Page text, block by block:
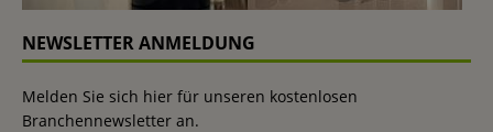
NEWSLETTER ANMELDUNG
Melden Sie sich hier für unseren kostenlosen
Branchennewsletter an.